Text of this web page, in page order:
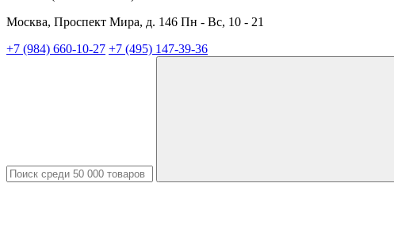
Москва, Проспект Мира, д. 146 Пн - Вс, 10 - 21
+7 (984) 660-10-27 +7 (495) 147-39-36